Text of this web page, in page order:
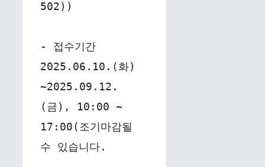
502))
- 접수기간
2025.06.10.(화)
~2025.09.12.
(금), 10:00 ~
17:00(조기마감될
수 있습니다.